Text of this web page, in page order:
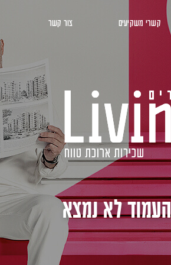
קשרי משקיעים צור קשר